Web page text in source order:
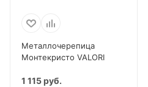
Металлочерепица
Монтекристо VALORI
1 115 руб.